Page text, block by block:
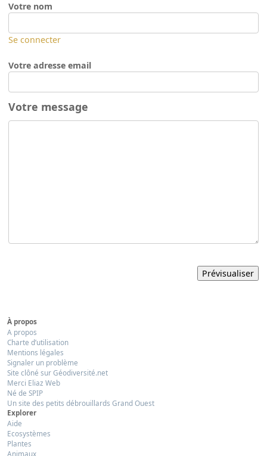
Votre nom
Se connecter
Votre adresse email
Votre message
À propos
A propos
Charte d’utilisation
Mentions légales
Signaler un problème
Site clôné sur Géodiversité.net
Merci Eliaz Web
Né de SPIP
Un site des petits débrouillards Grand Ouest
Explorer
Aide
Ecosystèmes
Plantes
Animaux